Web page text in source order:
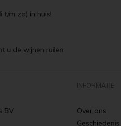
t/m za) in huis!
u de wijnen ruilen
BV
INFORMATIE
Over ons
Geschiedenis